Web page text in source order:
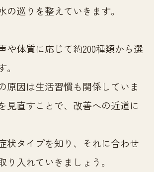
の巡りを整えていきます。
や体質に応じて約200種類から選
原因は生活習慣も関係していま
見直すことで、改善への近道に
状タイプを知り、それに合わせ
り入れていきましょう。